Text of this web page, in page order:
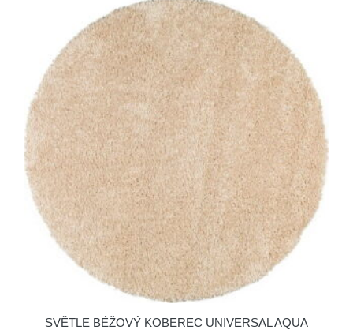
SVĚTLE BÉŽOVÝ KOBEREC UNIVERSAL AQUA